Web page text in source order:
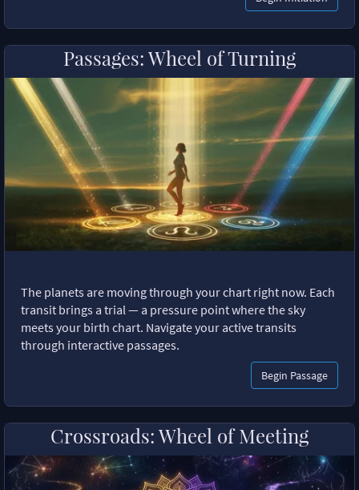
Passages: Wheel of Turning
The planets are moving through your chart right now. Each
transit brings a trial — a pressure point where the sky
meets your birth chart. Navigate your active transits
through interactive passages.
Begin Passage
Crossroads: Wheel of Meeting